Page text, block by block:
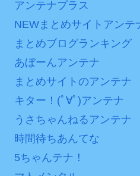
アンテナプラス
NEWまとめサイトアンテ
まとめブログランキング
あぼーんアンテナ
まとめサイトのアンテナ
キター！(ﾟ∀ﾟ)アンテナ
うさちゃんねるアンテナ
時間待ちあんてな
5ちゃんテナ！